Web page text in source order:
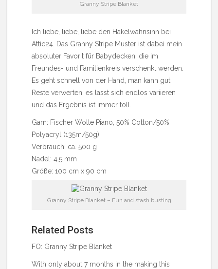
Granny Stripe Blanket
Ich liebe, liebe, liebe den Häkelwahnsinn bei
Attic24. Das Granny Stripe Muster ist dabei mein
absoluter Favorit für Babydecken, die im
Freundes- und Familienkreis verschenkt werden.
Es geht schnell von der Hand, man kann gut
Reste verwerten, es lässt sich endlos variieren
und das Ergebnis ist immer toll.
Garn: Fischer Wolle Piano, 50% Cotton/50%
Polyacryl (135m/50g)
Verbrauch: ca. 500 g
Nadel: 4,5 mm
Größe: 100 cm x 90 cm
Granny Stripe Blanket – Fun and stash busting
Related Posts
FO: Granny Stripe Blanket
With only about 7 months in the making this